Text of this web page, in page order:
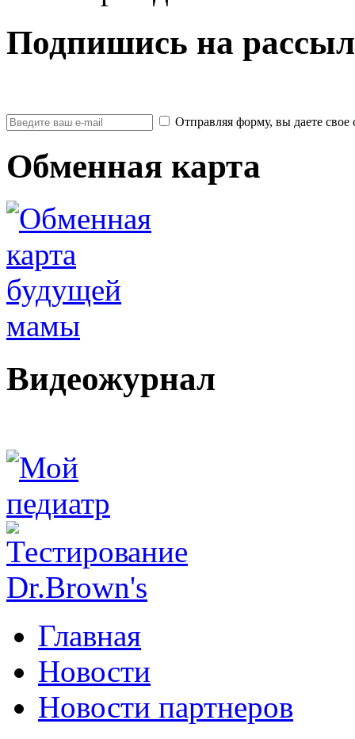
Подпишись на
Отправляя форму, вы даете
Обменная карта
Видеожурнал
Главная
Новости
Новости партнеров